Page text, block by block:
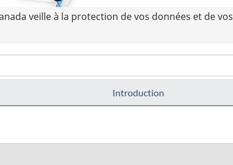
veille à la protection de vos données et de vos
Introduction